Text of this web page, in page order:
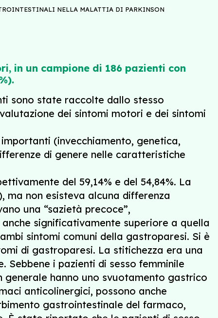
NELLA MALATTIA DI PARKINSON
in un campione di 186 pazienti con
sono state raccolte dallo stesso
dei sintomi motori e dei sintomi
(invecchiamento, genetica,
di genere nelle caratteristiche
del 59,14% e del 54,84%. La
ma non esisteva alcuna differenza
una “sazietà precoce”,
significativamente superiore a quella
sintomi comuni della gastroparesi. Si è
di gastroparesi. La stitichezza era una
Sebbene i pazienti di sesso femminile
generale hanno uno svuotamento gastrico
anticolinergici, possono anche
gastrointestinale del farmaco,